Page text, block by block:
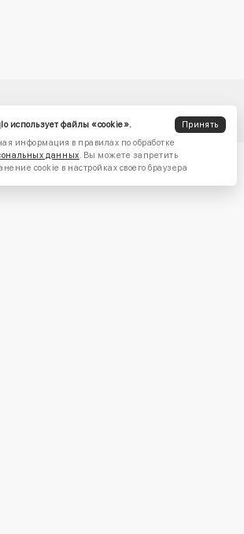
использует файлы «cookie».
Принять
информация в правилах по обработке
данных. Вы можете запретить
cookie в настройках своего браузера